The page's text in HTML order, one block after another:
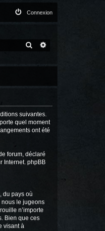
Connexion
RECHERCHER
suivantes.
quel moment
ont été
forum, déclaré
Internet. phpBB
du pays où
nous le jugeons
n’importe
Bien que ces
visant à